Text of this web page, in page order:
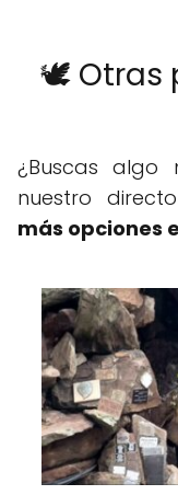
🕊️ Otras
¿Buscas algo
nuestro
más opciones